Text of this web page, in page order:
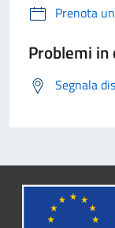
Prenota
Problemi
Segnala